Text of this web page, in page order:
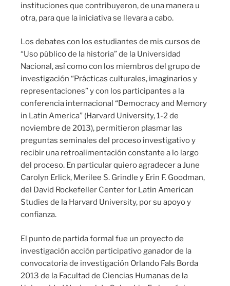
instituciones que contribuyeron, de una manera u
otra, para que la iniciativa se llevara a cabo.
Los debates con los estudiantes de mis cursos de
“Uso público de la historia” de la Universidad
Nacional, así como con los miembros del grupo de
investigación “Prácticas culturales, imaginarios y
representaciones” y con los participantes a la
conferencia internacional “Democracy and Memory
in Latin America” (Harvard University, 1-2 de
noviembre de 2013), permitieron plasmar las
preguntas seminales del proceso investigativo y
recibir una retroalimentación constante a lo largo
del proceso. En particular quiero agradecer a June
Carolyn Erlick, Merilee S. Grindle y Erin F. Goodman,
del David Rockefeller Center for Latin American
Studies de la Harvard University, por su apoyo y
confianza.
El punto de partida formal fue un proyecto de
investigación acción participativo ganador de la
convocatoria de investigación Orlando Fals Borda
2013 de la Facultad de Ciencias Humanas de la